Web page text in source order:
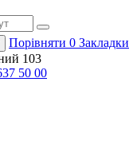
Порівняти 0 Закладки
103
50 00